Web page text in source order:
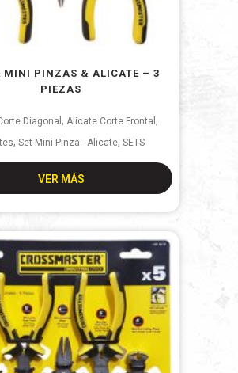
MINI PINZAS & ALICATE – 3
PIEZAS
Diagonal , Alicate Corte Frontal ,
, Set Mini Pinza - Alicate, SETS
VER MÁS